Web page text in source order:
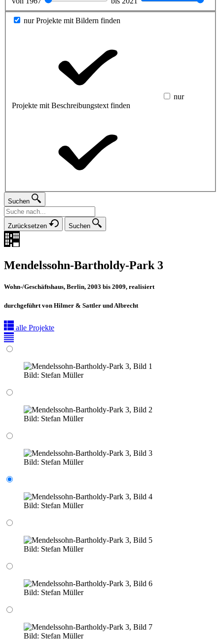
nur Projekte mit Bildern finden
nur
Projekte mit Beschreibungstext finden
Suchen
Zurücksetzen Suchen
Mendelssohn-Bartholdy-Park 3
Wohn-/Geschäftshaus, Berlin, 2003 bis 2009, realisiert
durchgeführt von Hilmer & Sattler und Albrecht
alle Projekte
Bild: Stefan Müller
Bild: Stefan Müller
Bild: Stefan Müller
Bild: Stefan Müller
Bild: Stefan Müller
Bild: Stefan Müller
Bild: Stefan Müller